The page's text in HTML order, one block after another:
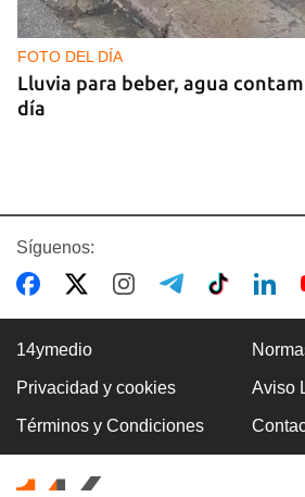
FOTO DEL DÍA
Lluvia para beber, agua
día
COMERCIO
La Cuevita, el verdadero
Cuba, abastece la economía
Síguenos:
14ymedio
Privacidad y cookies Aviso
Términos y Condiciones